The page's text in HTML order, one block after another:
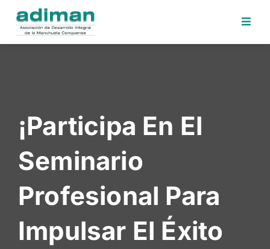
Desafios
Electrónica
Contratante
Noticias
Contacto
¡Participa En El
Seminario
Profesional Para
Impulsar El Éxito